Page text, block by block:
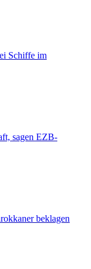
Schiffe im
sagen EZB-
beklagen